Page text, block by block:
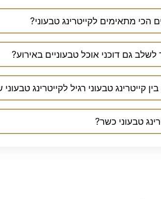
הכי מתאימים לקייטרינג טבעוני?
גם דוכני אוכל טבעוניים באירוע?
קייטרינג טבעוני רגיל לקייטרינג
טבעוני כשר?